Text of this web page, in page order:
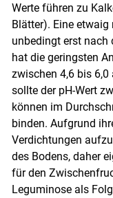
Werte führen zu
Blätter). Eine
unbedingt erst nach
hat die geringsten
zwischen 4,6 bis 6,0
sollte der pH-Wert
können im
binden. Aufgrund
Verdichtungen
des Bodens, daher
für den
Leguminose als